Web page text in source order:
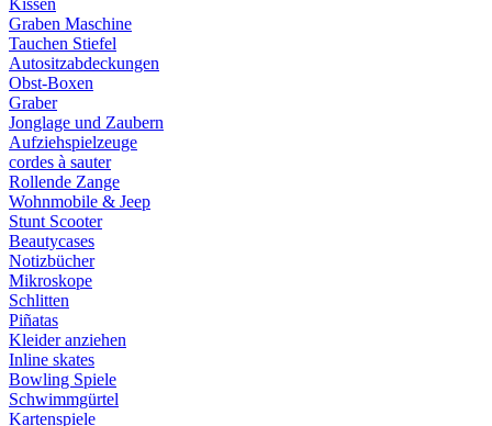
Kissen
Graben Maschine
Tauchen Stiefel
Autositzabdeckungen
Obst-Boxen
Graber
Jonglage und Zaubern
Aufziehspielzeuge
cordes à sauter
Rollende Zange
Wohnmobile & Jeep
Stunt Scooter
Beautycases
Notizbücher
Mikroskope
Schlitten
Piñatas
Kleider anziehen
Inline skates
Bowling Spiele
Schwimmgürtel
Kartenspiele